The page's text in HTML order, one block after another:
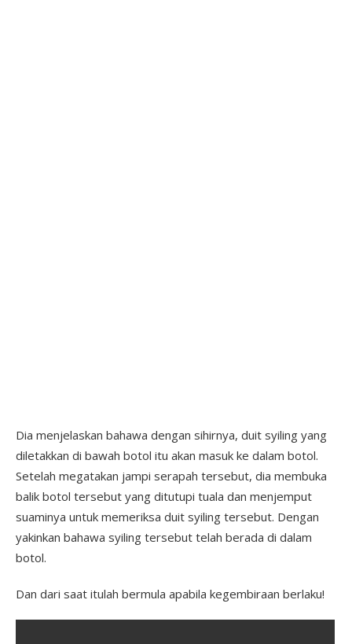
Dia menjelaskan bahawa dengan sihirnya, duit syiling yang
diletakkan di bawah botol itu akan masuk ke dalam botol.
Setelah megatakan jampi serapah tersebut, dia membuka
balik botol tersebut yang ditutupi tuala dan menjemput
suaminya untuk memeriksa duit syiling tersebut. Dengan
yakinkan bahawa syiling tersebut telah berada di dalam
botol.
Dan dari saat itulah bermula apabila kegembiraan berlaku!